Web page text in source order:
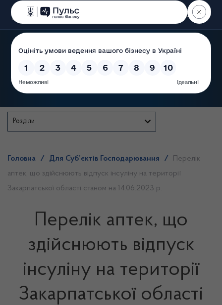
Пошук
Розділи
Головна / Для Суб’єктів Господарювання /
Перелік
аптек, що здійснюють відпуск інсуліну на території
Закарпатської області станом на 14.06.2023 р.
Перелік аптек, що
здійснюють відпуск
інсуліну на території
Закарпатської області